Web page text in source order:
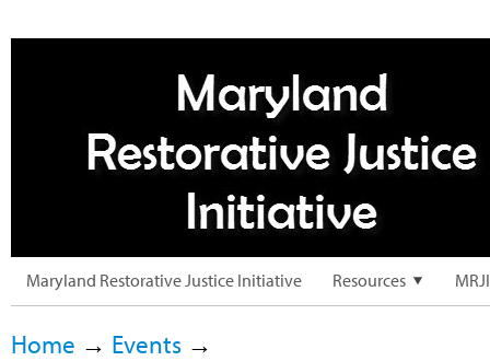
Maryland Restorative Justice Initiative Resources
Home → Events →